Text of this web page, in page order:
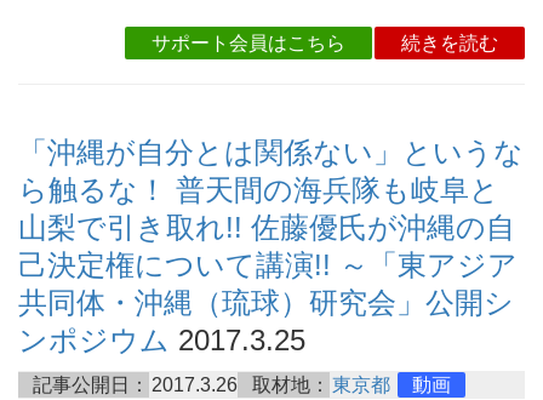
サポート会員はこちら 続きを読む
「沖縄が自分とは関係ない」というな
ら触るな！ 普天間の海兵隊も岐阜と
山梨で引き取れ!! 佐藤優氏が沖縄の自
己決定権について講演!! ～「東アジア
共同体・沖縄（琉球）研究会」公開シ
ンポジウム 2017.3.25
記事公開日： 2017.3.26 取材地： 東京都 動画